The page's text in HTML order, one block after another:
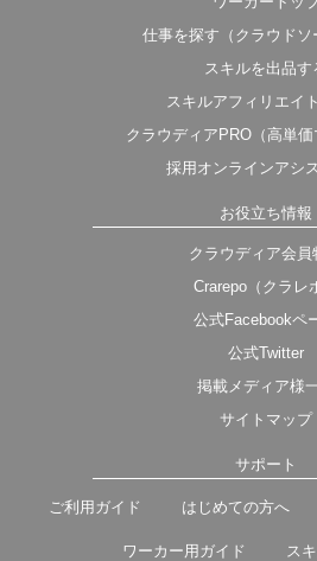
仕事を探す（クラウドソ
スキルを出品す
スキルアフィリエイ
クラウディアPRO（高単価
採用オンラインアシ
お役立ち情報
クラウディア会員
Crarepo（クラレ
公式Facebookペ
公式Twitter
掲載メディア様
サイトマップ
サポート
ご利用ガイド はじめての方へ
ワーカー用ガイド ス